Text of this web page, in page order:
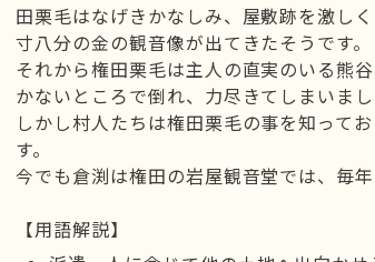
田栗毛はなげきかなしみ、屋敷跡を激し
寸八分の金の観音像が出てきたそうです。
それから権田栗毛は主人の直実のいる熊
かないところで倒れ、力尽きてしまいま
しかし村人たちは権田栗毛の事を知って
す。
今でも倉渕は権田の岩屋観音堂では、毎
【用語解説】